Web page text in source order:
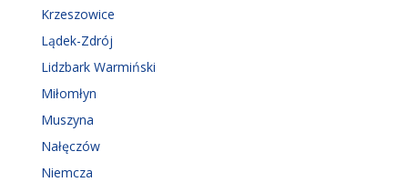
Krzeszowice
Lądek-Zdrój
Lidzbark Warmiński
Miłomłyn
Muszyna
Nałęczów
Niemcza